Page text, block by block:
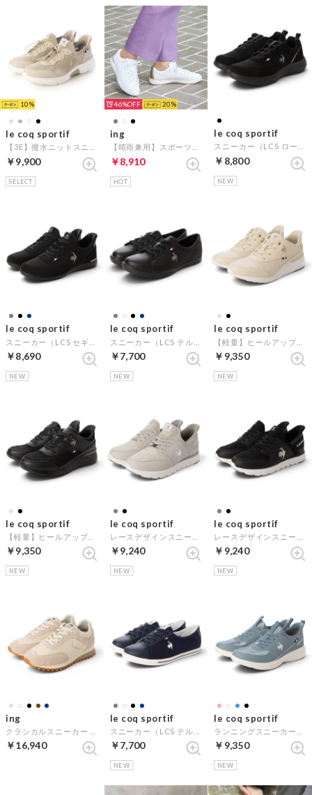
10
le coq sportif
￥9,900
SELECT
46% 20
ing
￥8,910
HOT
le coq sportif
￥8,800
NEW
le coq sportif
￥8,690
NEW
le coq sportif
￥7,700
NEW
le coq sportif
￥9,350
NEW
le coq sportif
￥9,350
NEW
le coq sportif
￥9,240
NEW
le coq sportif
￥9,240
NEW
ing
￥16,940
le coq sportif
￥7,700
NEW
le coq sportif
￥9,350
NEW